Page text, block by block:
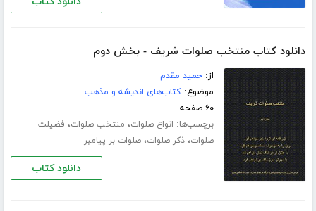
دانلود کتاب منتخب صلوات شریف - بخش دوم
از:حمید مقدم
موضوع:کتاب‌های اندیشه و مذهب
۶۰ صفحه
برچسب‌ها: انواع صلوات، منتخب صلوات، فضیلت
صلوات،ذکر صلوات،صلوات بر پیامبر
دانلود کتاب